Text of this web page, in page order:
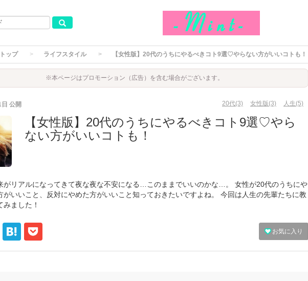
ップ ライフスタイル 【女性版】20代のうちにやるべきコト9選♡やらない方がいいコトも！
※本ページはプロモーション（広告）を含む場合がございます。
公開 20代(3) 女性版(3) 人生(5)
【女性版】20代のうちにやるべきコト9選♡やら
ない方がいいコトも！
がリアルになってきて夜な夜な不安になる…このままでいいのかな…。 女性が20代のうちにや
がいいこと、反対にやめた方がいいこと知っておきたいですよね。 今回は人生の先輩たちに教
みました！
お気に入り